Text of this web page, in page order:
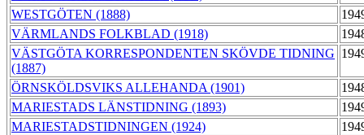
WESTGÖTEN (1888)
VÄRMLANDS FOLKBLAD (1918)
VÄSTGÖTA KORRESPONDENTEN SKÖVDE TIDNING
(1887)
ÖRNSKÖLDSVIKS ALLEHANDA (1901)
MARIESTADS LÄNSTIDNING (1893)
MARIESTADSTIDNINGEN (1924)